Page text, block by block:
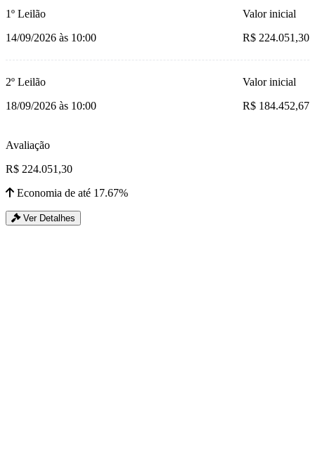
1º Leilão
14/09/2026 às 10:00
Valor inicial
R$ 224.051,30
2º Leilão
18/09/2026 às 10:00
Valor inicial
R$ 184.452,67
Avaliação
R$ 224.051,30
Economia de até 17.67%
Ver Detalhes